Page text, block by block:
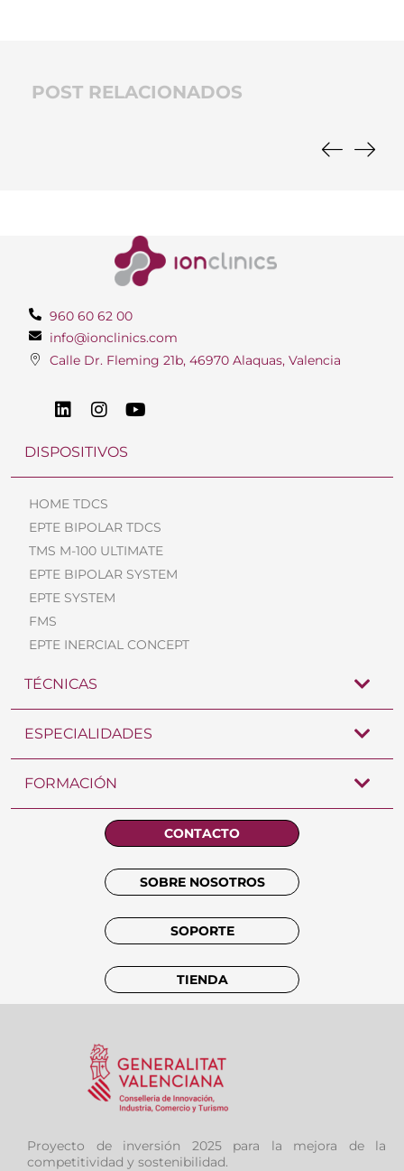
POST RELACIONADOS
960 60 62 00
info@ionclinics.com
Calle Dr. Fleming 21b, 46970 Alaquas, Valencia
DISPOSITIVOS
HOME TDCS
EPTE BIPOLAR TDCS
TMS M-100 ULTIMATE
EPTE BIPOLAR SYSTEM
EPTE SYSTEM
FMS
EPTE INERCIAL CONCEPT
TÉCNICAS
ESPECIALIDADES
FORMACIÓN
CONTACTO
SOBRE NOSOTROS
SOPORTE
TIENDA
Proyecto de inversión 2025 para la mejora de la
competitividad y sostenibilidad.